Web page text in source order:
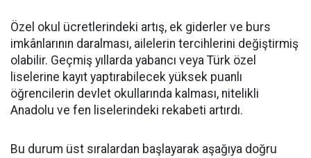
Özel okul ücretlerindeki artış, ek giderler ve burs
imkânlarının daralması, ailelerin tercihlerini değiştirmiş
olabilir. Geçmiş yıllarda yabancı veya Türk özel
liselerine kayıt yaptırabilecek yüksek puanlı
öğrencilerin devlet okullarında kalması, nitelikli
Anadolu ve fen liselerindeki rekabeti artırdı.
Bu durum üst sıralardan başlayarak aşağıya doğru